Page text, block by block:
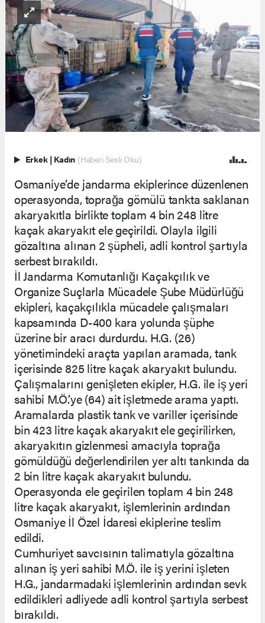
Erkek | Kadın (Haberi Sesli Oku)
Osmaniye’de jandarma ekiplerince düzenlenen
operasyonda, toprağa gömülü tankta saklanan
akaryakıtla birlikte toplam 4 bin 248 litre
kaçak akaryakıt ele geçirildi. Olayla ilgili
gözaltına alınan 2 şüpheli, adli kontrol şartıyla
serbest bırakıldı.
İl Jandarma Komutanlığı Kaçakçılık ve
Organize Suçlarla Mücadele Şube Müdürlüğü
ekipleri, kaçakçılıkla mücadele çalışmaları
kapsamında D-400 kara yolunda şüphe
üzerine bir aracı durdurdu. H.G. (26)
yönetimindeki araçta yapılan aramada, tank
içerisinde 825 litre kaçak akaryakıt bulundu.
Çalışmalarını genişleten ekipler, H.G. ile iş yeri
sahibi M.Ö.’ye (64) ait işletmede arama yaptı.
Aramalarda plastik tank ve variller içerisinde
bin 423 litre kaçak akaryakıt ele geçirilirken,
akaryakıtın gizlenmesi amacıyla toprağa
gömüldüğü değerlendirilen yer altı tankında da
2 bin litre kaçak akaryakıt bulundu.
Operasyonda ele geçirilen toplam 4 bin 248
litre kaçak akaryakıt, işlemlerinin ardından
Osmaniye İl Özel İdaresi ekiplerine teslim
edildi.
Cumhuriyet savcısının talimatıyla gözaltına
alınan iş yeri sahibi M.Ö. ile iş yerini işleten
H.G., jandarmadaki işlemlerinin ardından sevk
edildikleri adliyede adli kontrol şartıyla serbest
bırakıldı.